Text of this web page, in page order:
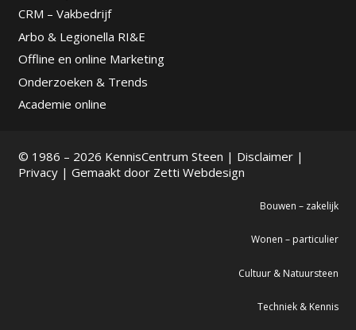
CRM – Vakbedrijf
Arbo & Legionella RI&E
Offline en online Marketing
Onderzoeken & Trends
Academie online
© 1986 – 2026 KennisCentrum Steen | Disclaimer|
Privacy| Gemaakt door Zetti Webdesign
Bouwen – zakelijk
Wonen – particulier
Cultuur & Natuursteen
Techniek & Kennis